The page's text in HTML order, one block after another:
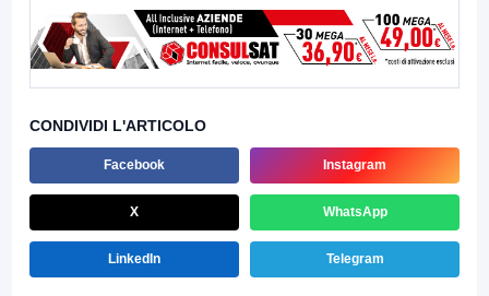
CONDIVIDI L'ARTICOLO
Facebook Instagram
X WhatsApp
LinkedIn Telegram